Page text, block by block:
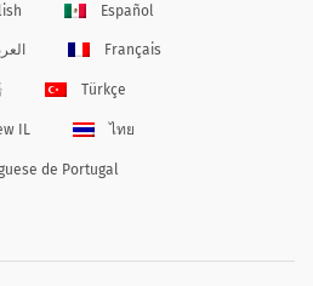
Español
Français
Türkçe
IL ไทย
de Portugal